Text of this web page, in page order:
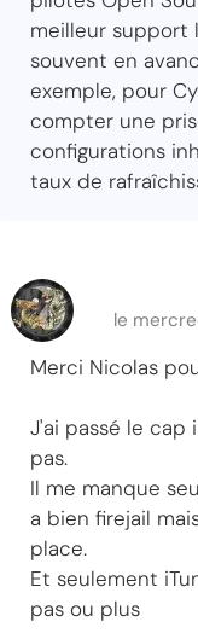
meilleur
souvent en
exemple, pour
compter une
configurations
taux de
le
Merci Nicolas
J'ai passé le cap
pas.
Il me manque
a bien firejail
place.
Et seulement
pas ou plus